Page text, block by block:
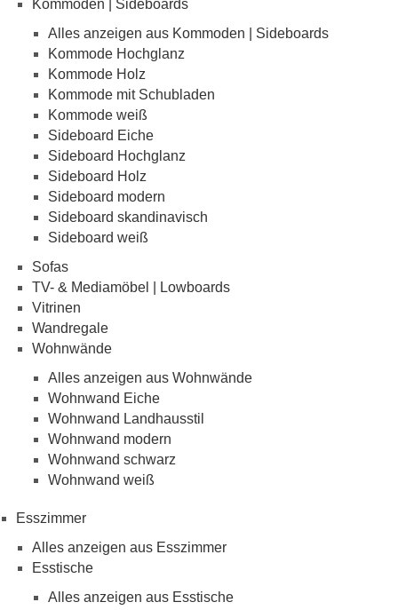
Kommoden | Sideboards
Alles anzeigen aus Kommoden | Sideboards
Kommode Hochglanz
Kommode Holz
Kommode mit Schubladen
Kommode weiß
Sideboard Eiche
Sideboard Hochglanz
Sideboard Holz
Sideboard modern
Sideboard skandinavisch
Sideboard weiß
Sofas
TV- & Mediamöbel | Lowboards
Vitrinen
Wandregale
Wohnwände
Alles anzeigen aus Wohnwände
Wohnwand Eiche
Wohnwand Landhausstil
Wohnwand modern
Wohnwand schwarz
Wohnwand weiß
Esszimmer
Alles anzeigen aus Esszimmer
Esstische
Alles anzeigen aus Esstische